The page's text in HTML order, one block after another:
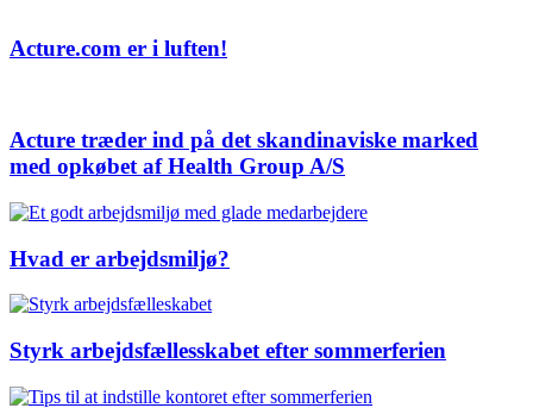
Acture.com er i luften!
Acture træder ind på det skandinaviske marked
med opkøbet af Health Group A/S
Hvad er arbejdsmiljø?
Styrk arbejdsfællesskabet efter sommerferien